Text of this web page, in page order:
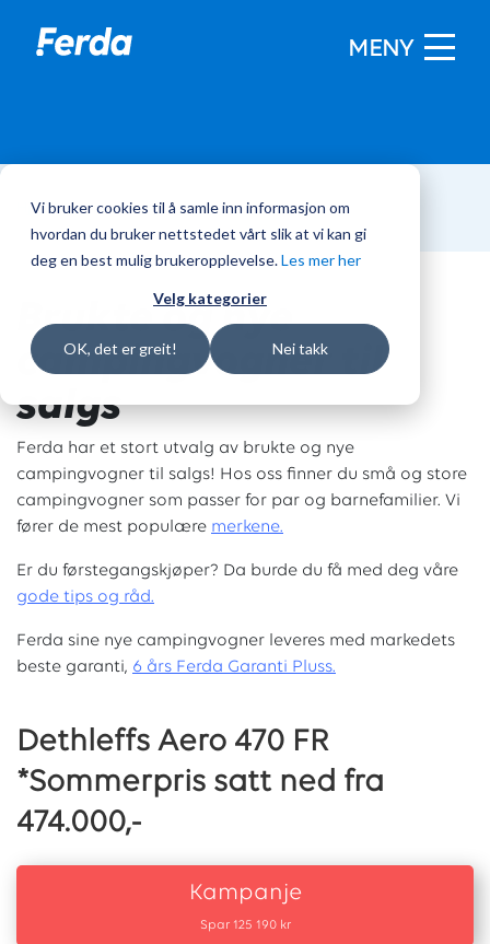
Vi bruker cookies til å samle inn informasjon om
hvordan du bruker nettstedet vårt slik at vi kan gi
deg en best mulig brukeropplevelse.Les mer her
Velg kategorier
OK, det er greit! Nei takk
MENY
Hjem/Campingvogner
Brukte og nye
campingvogner til
salgs
Ferda har et stort utvalg av brukte og nye
campingvogner til salgs! Hos oss finner du små og store
campingvogner som passer for par og barnefamilier. Vi
fører de mest populære merkene.
Er du førstegangskjøper? Da burde du få med deg våre
gode tips og råd.
Ferda sine nye campingvogner leveres med markedets
beste garanti, 6 års Ferda Garanti Pluss.
Dethleffs Aero 470 FR
*Sommerpris satt ned fra
474.000,-
Kampanje
Spar 125 190 kr